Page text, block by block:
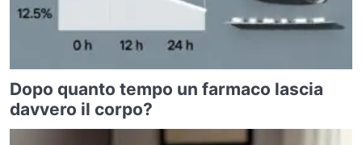
Dopo quanto tempo un farmaco lascia
davvero il corpo?